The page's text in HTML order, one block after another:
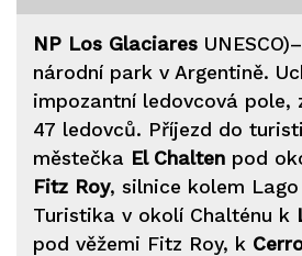
NP Los Glaciares
národní park v Argentině.
impozantní ledovcová pole,
47 ledovců. Příjezd do
městečka El Chalten pod
Fitz Roy, silnice kolem Lago
Turistika v okolí Chalténu k
pod věžemi Fitz Roy, k